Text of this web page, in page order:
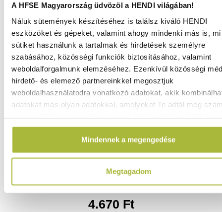
A HFSE Magyarország üdvözöl a HENDI világában!
Náluk sütemények készítéséhez is találsz kiváló HENDI
eszközöket és gépeket, valamint ahogy mindenki más is,
sütiket használunk a tartalmak és hirdetések személyre
szabásához, közösségi funkciók biztosításához, valamint
weboldalforgalmunk elemzéséhez. Ezenkívül közösségi
hirdető- és elemező partnereinkkel megosztjuk
weboldalhasználatodra vonatkozó adatokat, akik
adatokat más olyan adatokkal, amelyeket Te adtál meg
Mindennek a megengedése
Megtagadom
Raktáron
4.670 Ft